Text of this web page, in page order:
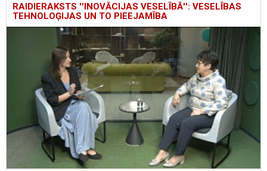
RAIDIERAKSTS ''INOVĀCIJAS VESELĪBĀ'': VESELĪBAS
TEHNOLOĢIJAS UN TO PIEEJAMĪBA